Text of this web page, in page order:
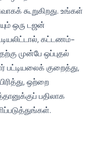
கூறுகிறது. உங்கள்
ஒரு டஜன்
கட்டணம்-
முன்பே ஒப்புதல்
பட்டியலைக் குறைத்து,
ஒற்றை
பதிலாக